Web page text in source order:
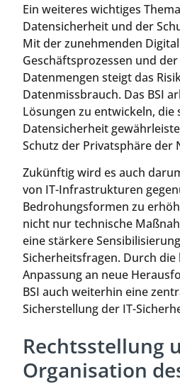
Ein weiteres wichtiges
Datensicherheit und der
Mit der zunehmenden
Geschäftsprozessen und
Datenmengen steigt das
Datenmissbrauch. Das BSI
Lösungen zu entwickeln, die
Datensicherheit
Schutz der Privatsphäre der
Zukünftig wird es auch
von IT-Infrastrukturen
Bedrohungsformen zu
nicht nur technische
eine stärkere
Sicherheitsfragen. Durch
Anpassung an neue
BSI auch weiterhin eine
Sicherstellung der IT-
Rechtsstellung
Organisation